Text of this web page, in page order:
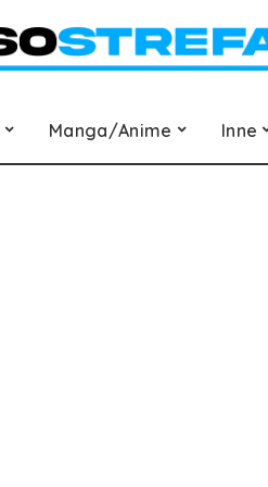
Manga/Anime Inne